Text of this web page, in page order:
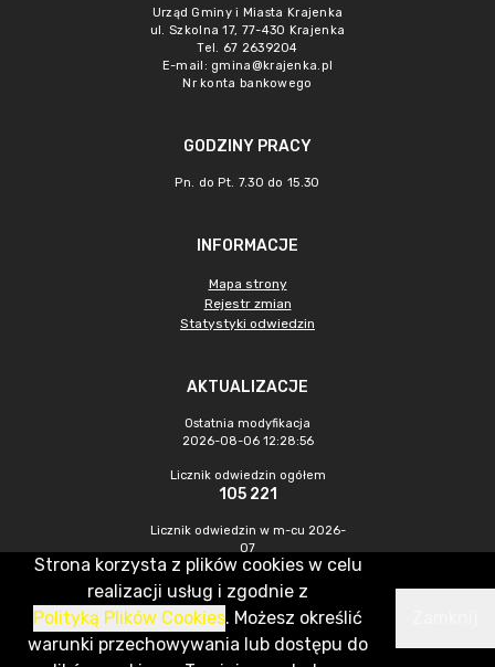
Urząd Gminy i Miasta Krajenka
ul. Szkolna 17, 77-430 Krajenka
Tel. 67 2639204
E-mail: gmina@krajenka.pl
Nr konta bankowego
GODZINY PRACY
Pn. do Pt. 7.30 do 15.30
INFORMACJE
Mapa strony
Rejestr zmian
Statystyki odwiedzin
AKTUALIZACJE
Ostatnia modyfikacja
2026-08-06 12:28:56
Licznik odwiedzin ogółem
105 221
Licznik odwiedzin w m-cu 2026-
07
597
CMS & Hosting: Nefeni Sp. z o.o.
Strona korzysta z plików cookies w celu
realizacji usług i zgodnie z
Polityką Plików Cookies. Możesz określić
warunki przechowywania lub dostępu do